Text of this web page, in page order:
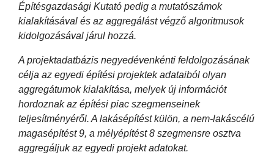
Építésgazdasági Kutató pedig a mutatószámok
kialakításával és az aggregálást végző algoritmusok
kidolgozásával járul hozzá.
A projektadatbázis negyedévenkénti feldolgozásának
célja az egyedi építési projektek adataiból olyan
aggregátumok kialakítása, melyek új információt
hordoznak az építési piac szegmenseinek
teljesítményéről. A lakásépítést külön, a nem-lakáscélú
magasépítést 9, a mélyépítést 8 szegmensre osztva
aggregáljuk az egyedi projekt adatokat.